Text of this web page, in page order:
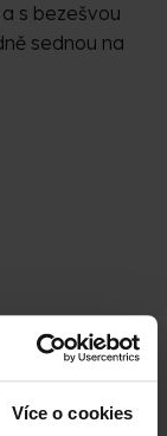
Více o cookies
s bezešvou
sednou na